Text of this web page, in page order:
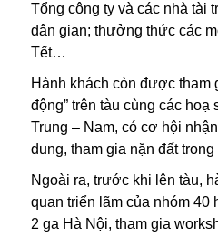
Tổng công ty và các nhà tài
dân gian; thưởng thức các
Tết…
Hành khách còn được tham
động” trên tàu cùng các hoạ
Trung – Nam, có cơ hội
dung, tham gia nặn đất
Ngoài ra, trước khi lên tàu,
quan triển lãm của nhóm 40
2 ga Hà Nội, tham gia